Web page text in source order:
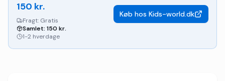
150 kr.
Fragt: Gratis
Samlet: 150 kr.
1-2 hverdage
Køb hos Kids-world.dk